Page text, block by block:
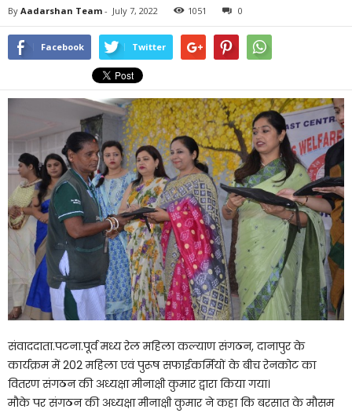
By Aadarshan Team - July 7, 2022 1051 0
Facebook Twitter
संवाददाता.पटना.पूर्व मध्य रेल महिला कल्याण संगठन, दानापुर के
कार्यक्रम में 202 महिला एवं पुरूष सफाईकर्मियों के बीच रेनकोट का
वितरण संगठन की अध्यक्षा मीनाक्षी कुमार द्वारा किया गया।
मौके पर संगठन की अध्यक्षा मीनाक्षी कुमार ने कहा कि बरसात के मौसम